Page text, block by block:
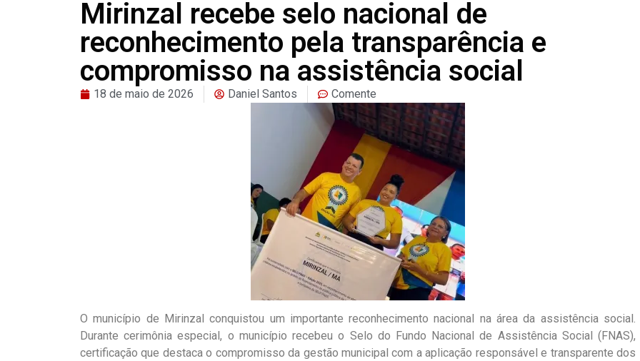
Mirinzal recebe selo nacional de
reconhecimento pela transparência e
compromisso na assistência social
18 de maio de 2026 Daniel Santos Comente
O município de Mirinzal conquistou um importante reconhecimento nacional na área da assistência social.
Durante cerimônia especial, o município recebeu o Selo do Fundo Nacional de Assistência Social (FNAS),
certificação que destaca o compromisso da gestão municipal com a aplicação responsável e transparente dos